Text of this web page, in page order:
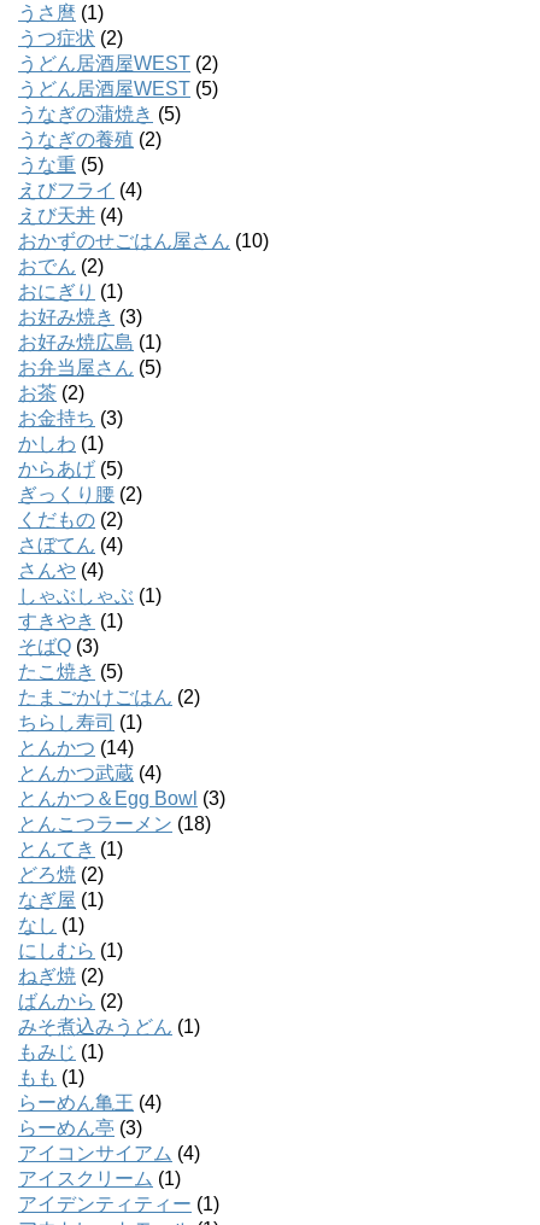
うさ麿 (1)
うつ症状 (2)
うどん居酒屋WEST (2)
うどん居酒屋WEST (5)
うなぎの蒲焼き (5)
うなぎの養殖 (2)
うな重 (5)
えびフライ (4)
えび天丼 (4)
おかずのせごはん屋さん (10)
おでん (2)
おにぎり (1)
お好み焼き (3)
お好み焼広島 (1)
お弁当屋さん (5)
お茶 (2)
お金持ち (3)
かしわ (1)
からあげ (5)
ぎっくり腰 (2)
くだもの (2)
さぼてん (4)
さんや (4)
しゃぶしゃぶ (1)
すきやき (1)
そばQ (3)
たこ焼き (5)
たまごかけごはん (2)
ちらし寿司 (1)
とんかつ (14)
とんかつ武蔵 (4)
とんかつ＆Egg Bowl (3)
とんこつラーメン (18)
とんてき (1)
どろ焼 (2)
なぎ屋 (1)
なし (1)
にしむら (1)
ねぎ焼 (2)
ばんから (2)
みそ煮込みうどん (1)
もみじ (1)
もも (1)
らーめん亀王 (4)
らーめん亭 (3)
アイコンサイアム (4)
アイスクリーム (1)
アイデンティティー (1)